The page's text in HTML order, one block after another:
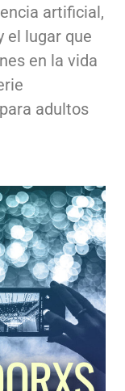
artificial,
el lugar que
en la vida
adultos